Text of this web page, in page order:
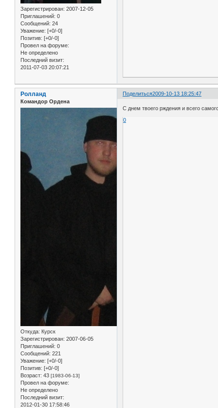
Зарегистрирован: 2007-12-05
Приглашений: 0
Сообщений: 24
Уважение: [+0/-0]
Позитив: [+0/-0]
Провел на форуме:
Не определено
Последний визит:
2011-07-03 20:07:21
Поделиться2009-10-13 18:25:47
Ролланд
Командор Ордена
Откуда: Курск
Зарегистрирован: 2007-06-05
Приглашений: 0
Сообщений: 221
Уважение: [+0/-0]
Позитив: [+0/-0]
Возраст: 43 [1983-06-13]
Провел на форуме:
Не определено
Последний визит:
2012-01-30 17:58:46
С днем твоего рждения и всего
0